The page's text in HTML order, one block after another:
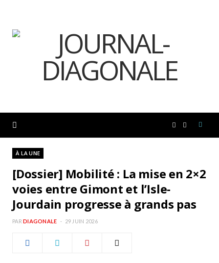
c s
À LA UNE
[Dossier] Mobilité : La mise en 2×2
voies entre Gimont et l’Isle-
Jourdain progresse à grands pas
PAR DIAGONALE 29 JUIN 2026